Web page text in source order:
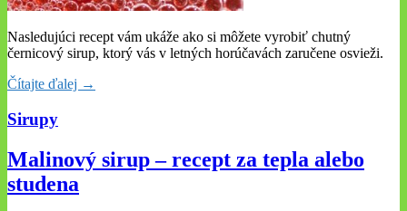
Nasledujúci recept vám ukáže ako si môžete vyrobiť chutný
černicový sirup, ktorý vás v letných horúčavách zaručene osvieži.
Čítajte ďalej →
Sirupy
Malinový sirup – recept za tepla alebo
studena